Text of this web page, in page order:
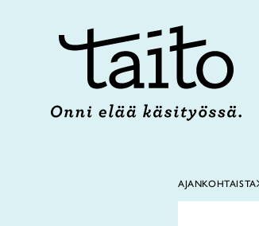
AJANKOHTAISTA